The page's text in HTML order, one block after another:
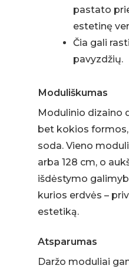
pastato
estetinę
Čia gali
pavyzdžių.
Moduliškumas
Modulinio dizaino
bet kokios
soda. Vieno
arba 128 cm, o
išdėstymo
kurios erdvės –
estetiką.
Atsparumas
Daržo moduliai